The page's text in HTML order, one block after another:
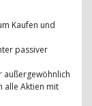
Kaufen und
passiver
außergewöhnlich
alle Aktien mit